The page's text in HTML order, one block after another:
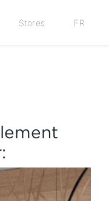
Stores FR